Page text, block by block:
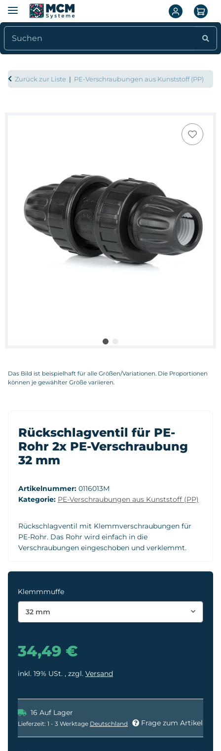
Zurück zur Liste PE-Verschraubungen aus Kunststoff (PP)
Das Bild ist beispielhaft für alle Größen/Variationen. Die Proportionen
können je gewählter Größe variieren.
Rückschlagventil für PE-
Rohr 2x PE-Verschraubung
32 mm
Artikelnummer: 0116013M
Kategorie: PE-Verschraubungen aus Kunststoff (PP)
Rückschlagventil mit Klemmverschraubungen für
PE-Rohr. Das Rohr wird einfach in die
Verschraubungen eingeschoben und verklemmt.
Klemmmuffe
32 mm
34,49 €
inkl. 19% USt. , zzgl. Versand
16 Auf Lager
Lieferzeit: 1 - 3 Werktage Deutschland Frage zum Artikel